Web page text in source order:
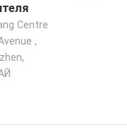
Centre
,